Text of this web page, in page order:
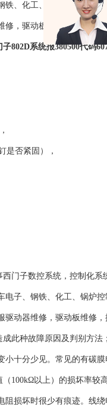
、化工、锅炉控制、炼
，驱动板维修，控制板
子802D系统报380500代码
是否紧固），
西门子数控系统，控制化系
子、钢铁、化工、锅炉
动器维修，驱动板维修
成此种故障原因及判别方
十分少见。常见的有碳
100kΩ以上）的损坏率
损坏时很少有痕迹。线